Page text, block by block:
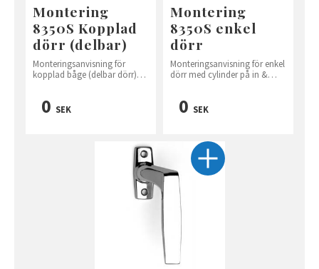
Montering
8350S Kopplad
dörr (delbar)
Monteringsanvisning för
kopplad båge (delbar dörr)
0 SEK
Montering
8350S enkel
dörr
Monteringsanvisning för enkel
dörr med cylinder på in &
0 SEK